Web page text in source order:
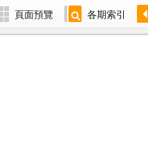
頁面預覽 各期索引